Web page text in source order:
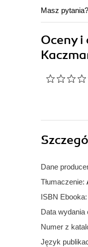
Masz
Oceny
Dane
Tłumaczenie:
ISBN Ebooka:
Data wydania
Numer z
Język